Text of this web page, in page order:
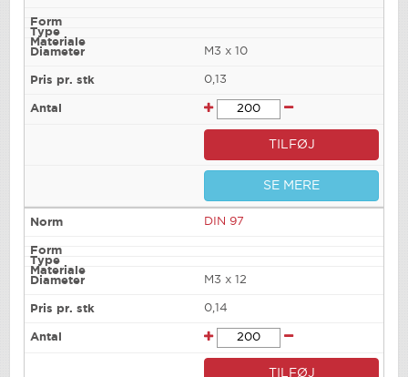
M3 x 10
0,13
TILFØJ
SE MERE
DIN 97
M3 x 12
0,14
TILFØJ